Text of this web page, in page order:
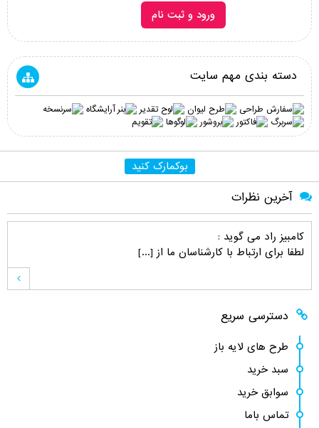
ورود و ثبت نام
دسته بندی مهم سایت
بوکمارک کنید
آخرین نظرات
کامبیز راد می گوید :
لطفا برای ارتباط با کارشناسان ما از [...]
کامبیز رادمی گوید :
خواهش میکنم . نظر لطف شماست [...]
دسترسی سریع
طرح های لایه باز
سبد خرید
سوابق خرید
تماس باما